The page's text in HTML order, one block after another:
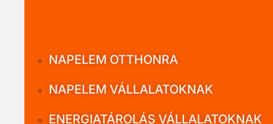
NAPELEM OTTHONRA
NAPELEM VÁLLALATOKNAK
ENERGIATÁROLÁS VÁLLALATOKNAK